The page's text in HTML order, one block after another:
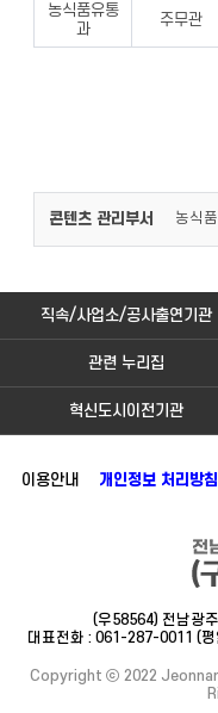
농식품유통
과
주무관
콘텐츠 관리부서 농식
직속/사업소/공사출연기관
관련 누리집
혁신도시이전기관
이용안내 개인정보 처리방침
(우58564) 전남광
대표전화 : 061-287-0011 (
Copyright ⓒ 2022